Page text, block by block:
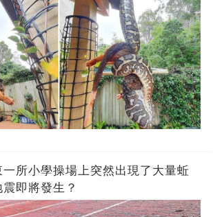
所小學操場上突然出現了大量蚯
即將發生？